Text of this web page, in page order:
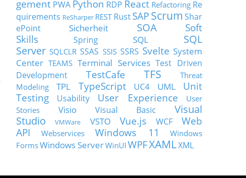
gement PWA Python RDP React Refactoring Re
quirements ReSharper REST Rust SAP Scrum Shar
ePoint
Sicherheit SOA
Soft
Skills
Spring SQL
SQL
Server SQLCLR SSAS SSIS SSRS Svelte System
Center TEAMS Terminal Services Test Driven
Development
TestCafe TFS
Threat
Modeling
TPL TypeScript UC4 UML
Unit
Testing
Usability User Experience
User
Stories
Visio Visual Basic
Visual
Studio
VMWare VSTO Vue.js WCF
Web
API
Webservices Windows 11
Windows
FormsWindows ServerWinUI WPFXAMLXML